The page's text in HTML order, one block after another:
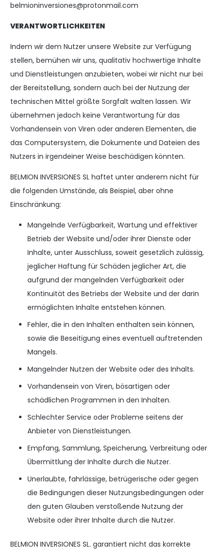
belmioninversiones@protonmail.com
VERANTWORTLICHKEITEN
Indem wir dem Nutzer unsere Website zur Verfügung
stellen, bemühen wir uns, qualitativ hochwertige Inhalte
und Dienstleistungen anzubieten, wobei wir nicht nur bei
der Bereitstellung, sondern auch bei der Nutzung der
technischen Mittel größte Sorgfalt walten lassen. Wir
übernehmen jedoch keine Verantwortung für das
Vorhandensein von Viren oder anderen Elementen, die
das Computersystem, die Dokumente und Dateien des
Nutzers in irgendeiner Weise beschädigen könnten.
BELMION INVERSIONES SL haftet unter anderem nicht für
die folgenden Umstände, als Beispiel, aber ohne
Einschränkung:
Mangelnde Verfügbarkeit, Wartung und effektiver
Betrieb der Website und/oder ihrer Dienste oder
Inhalte, unter Ausschluss, soweit gesetzlich zulässig,
jeglicher Haftung für Schäden jeglicher Art, die
aufgrund der mangelnden Verfügbarkeit oder
Kontinuität des Betriebs der Website und der darin
ermöglichten Inhalte entstehen können.
Fehler, die in den Inhalten enthalten sein können,
sowie die Beseitigung eines eventuell auftretenden
Mangels.
Mangelnder Nutzen der Website oder des Inhalts.
Vorhandensein von Viren, bösartigen oder
schädlichen Programmen in den Inhalten.
Schlechter Service oder Probleme seitens der
Anbieter von Dienstleistungen.
Empfang, Sammlung, Speicherung, Verbreitung oder
Übermittlung der Inhalte durch die Nutzer.
Unerlaubte, fahrlässige, betrügerische oder gegen
die Bedingungen dieser Nutzungsbedingungen oder
den guten Glauben verstoßende Nutzung der
Website oder ihrer Inhalte durch die Nutzer.
BELMION INVERSIONES SL. garantiert nicht das korrekte